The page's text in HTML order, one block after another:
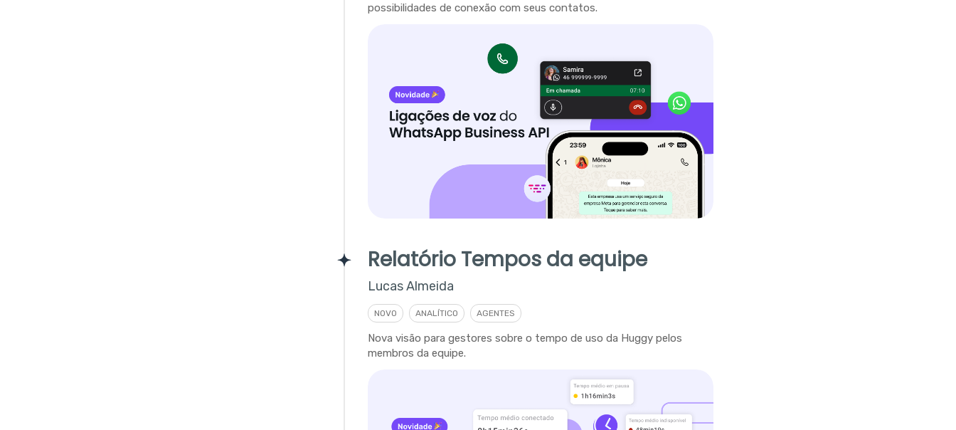
possibilidades de conexão com seus contatos.
Relatório Tempos da equipe
Lucas Almeida
NOVO ANALÍTICO AGENTES
Nova visão para gestores sobre o tempo de uso da Huggy pelos
membros da equipe.